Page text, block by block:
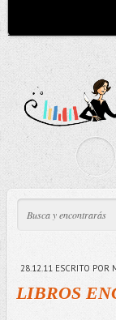
28.12.11 ESCRITO POR
LIBROS